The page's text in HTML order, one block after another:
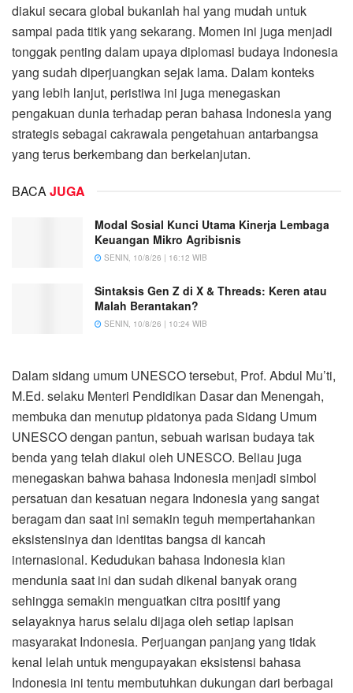
diakui secara global bukanlah hal yang mudah untuk
sampai pada titik yang sekarang. Momen ini juga menjadi
tonggak penting dalam upaya diplomasi budaya Indonesia
yang sudah diperjuangkan sejak lama. Dalam konteks
yang lebih lanjut, peristiwa ini juga menegaskan
pengakuan dunia terhadap peran bahasa Indonesia yang
strategis sebagai cakrawala pengetahuan antarbangsa
yang terus berkembang dan berkelanjutan.
BACAJUGA
Modal Sosial Kunci Utama Kinerja Lembaga
Keuangan Mikro Agribisnis
SENIN, 10/8/26 | 16:12 WIB
Sintaksis Gen Z di X & Threads: Keren atau
Malah Berantakan?
SENIN, 10/8/26 | 10:24 WIB
Dalam sidang umum UNESCO tersebut, Prof. Abdul Mu’ti,
M.Ed. selaku Menteri Pendidikan Dasar dan Menengah,
membuka dan menutup pidatonya pada Sidang Umum
UNESCO dengan pantun, sebuah warisan budaya tak
benda yang telah diakui oleh UNESCO. Beliau juga
menegaskan bahwa bahasa Indonesia menjadi simbol
persatuan dan kesatuan negara Indonesia yang sangat
beragam dan saat ini semakin teguh mempertahankan
eksistensinya dan identitas bangsa di kancah
internasional. Kedudukan bahasa Indonesia kian
mendunia saat ini dan sudah dikenal banyak orang
sehingga semakin menguatkan citra positif yang
selayaknya harus selalu dijaga oleh setiap lapisan
masyarakat Indonesia. Perjuangan panjang yang tidak
kenal lelah untuk mengupayakan eksistensi bahasa
Indonesia ini tentu membutuhkan dukungan dari berbagai